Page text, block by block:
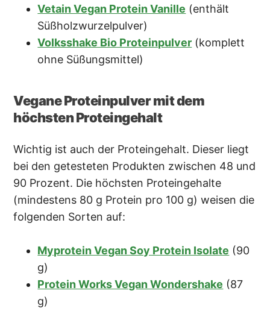
Vetain Vegan Protein Vanille (enthält
Süßholzwurzelpulver)
Volksshake Bio Proteinpulver (komplett
ohne Süßungsmittel)
Vegane Proteinpulver mit dem
höchsten Proteingehalt
Wichtig ist auch der Proteingehalt. Dieser liegt
bei den getesteten Produkten zwischen 48 und
90 Prozent. Die höchsten Proteingehalte
(mindestens 80 g Protein pro 100 g) weisen die
folgenden Sorten auf:
Myprotein Vegan Soy Protein Isolate (90
g)
Protein Works Vegan Wondershake (87
g)